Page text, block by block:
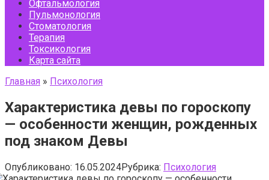
Офтальмология
Пульмонология
Стоматология
Терапия
Токсикология
Карта сайта
Главная » Психология
Характеристика девы по гороскопу
— особенности женщин, рожденных
под знаком Девы
Опубликовано: 16.05.2024Рубрика: Психология